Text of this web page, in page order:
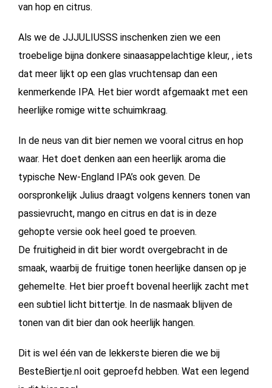
van hop en citrus.
Als we de JJJULIUSSS inschenken zien we een
troebelige bijna donkere sinaasappelachtige kleur, , iets
dat meer lijkt op een glas vruchtensap dan een
kenmerkende IPA. Het bier wordt afgemaakt met een
heerlijke romige witte schuimkraag.
In de neus van dit bier nemen we vooral citrus en hop
waar. Het doet denken aan een heerlijk aroma die
typische New-England IPA’s ook geven. De
oorspronkelijk Julius draagt volgens kenners tonen van
passievrucht, mango en citrus en dat is in deze
gehopte versie ook heel goed te proeven.
De fruitigheid in dit bier wordt overgebracht in de
smaak, waarbij de fruitige tonen heerlijke dansen op je
gehemelte. Het bier proeft bovenal heerlijk zacht met
een subtiel licht bittertje. In de nasmaak blijven de
tonen van dit bier dan ook heerlijk hangen.
Dit is wel één van de lekkerste bieren die we bij
BesteBiertje.nl ooit geproefd hebben. Wat een legend